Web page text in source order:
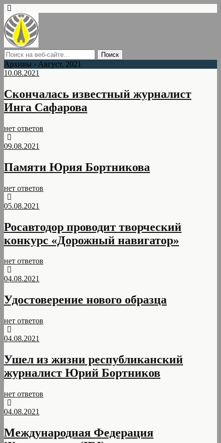
Архивы › Август, 2021
10.08.2021
Скончалась известный журналист
Инга Сафарова
нет ответов
09.08.2021
Памяти Юрия Бортникова
нет ответов
05.08.2021
Росавтодор проводит творческий
конкурс «Дорожный навигатор»
нет ответов
04.08.2021
Удостоверение нового образца
нет ответов
04.08.2021
Ушел из жизни республиканский
журналист Юрий Бортников
нет ответов
04.08.2021
Международная Федерация